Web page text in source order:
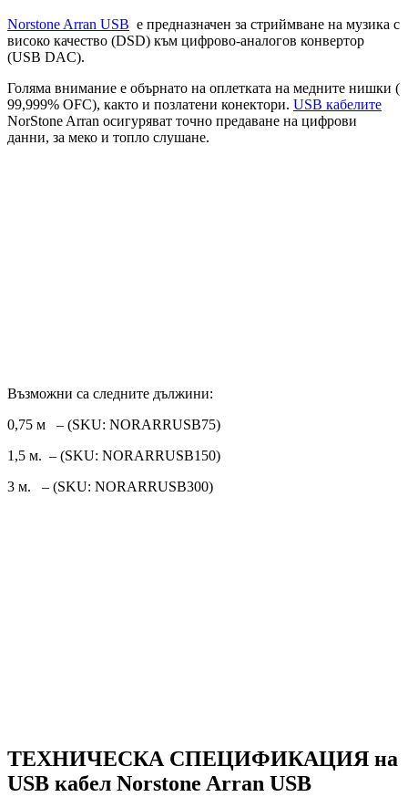
Norstone Arran USB e предназначен за стриймване на музика с
високо качество (DSD) към цифрово-аналогов конвертор
(USB DAC).
Голяма внимание е обърнато на оплетката на медните нишки (
99,999% OFC), както и позлатени конектори. USB кабелите
NorStone Arran осигуряват точно предаване на цифрови
данни, за меко и топло слушане.
Възможни са следните дължини:
0,75 м – (SKU: NORARRUSB75)
1,5 м. – (SKU: NORARRUSB150)
3 м. – (SKU: NORARRUSB300)
ТЕХНИЧЕСКА СПЕЦИФИКАЦИЯ на
USB кабел Norstone Arran USB